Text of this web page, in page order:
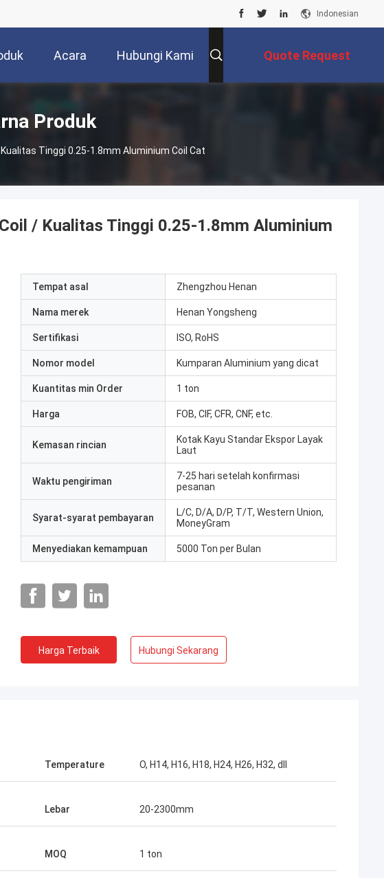
Indonesian
Acara Hubungi Kami Quote Request
Produk
Tinggi 0.25-1.8mm Aluminium Coil Cat
Martin
Aluminium, kami merasa
profesional.
/ Kualitas Tinggi 0.25-1.8mm Aluminium
Tempat asal Zhengzhou Henan
Nama merek Henan Yongsheng
Sertifikasi ISO, RoHS
Nomor model Kumparan Aluminium yang dicat
Kuantitas min Order 1 ton
Harga FOB, CIF, CFR, CNF, etc.
Kemasan rincian
Kotak Kayu Standar Ekspor Layak
Laut
Waktu pengiriman
7-25 hari setelah konfirmasi
pesanan
Syarat-syarat pembayaran
L/C, D/A, D/P, T/T, Western Union,
MoneyGram
Menyediakan kemampuan 5000 Ton per Bulan
Harga Terbaik Hubungi Sekarang
Temperature O, H14, H16, H18, H24, H26, H32, dll
Lebar 20-2300mm
MOQ 1 ton